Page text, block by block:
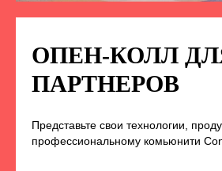
ОПЕН-КОЛЛ
ПАРТНЕРОВ
Представьте свои технологии,
профессиональному комьюнити
НА НАС В СОЦСЕТЯХ
TELEGRAM